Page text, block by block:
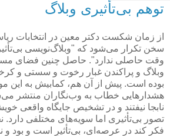
توهم بی‌تأثیری وبلاگ
از زمان شكست دكتر معین در انتخابات
سخن تكرار می‌شود كه "وبلاگ‌نویسی
وقت حاصلی ندارد". حاصل چنین فضای
وبلاگ و پراكندن غبار رخوت و سستی و
بوده است. پیش از آن هم، كمابیش به این
هشدارهایی خطاب به وب‌نگاران منتشر
نابجا نیفتند و در تشخیص جایگاه واقعی
تصور بی‌تأثیری اما سویه‌های مختلفی
فكر كند در عرصه‌ای‌، بی‌تأثیر است و بود و